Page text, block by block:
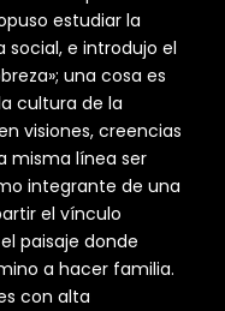
estudiar la
social, e introdujo el
una cosa es
cultura de la
visiones, creencias
misma línea ser
integrante de una
el vínculo
paisaje donde
a hacer familia.
con alta